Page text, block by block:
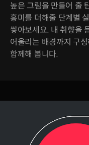
높은 그림을 만들어 줄
흥미를 더해줄 단계별
쌓아보세요. 내 취향을
어울리는 배경까지 구
함께해 봅니다.